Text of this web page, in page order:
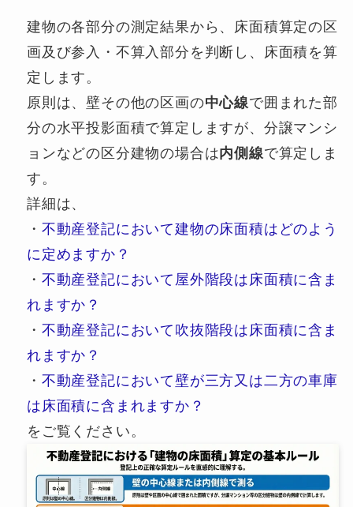
建物の各部分の測定結果から、床面積算定の区
画及び参入・不算入部分を判断し、床面積を算
定します。
原則は、壁その他の区画の中心線で囲まれた部
分の水平投影面積で算定しますが、分譲マンシ
ョンなどの区分建物の場合は内側線で算定しま
す。
詳細は、
・ 不動産登記において建物の床面積はどのよう
に定めますか？
・ 不動産登記において屋外階段は床面積に含ま
れますか？
・ 不動産登記において吹抜階段は床面積に含ま
れますか？
・ 不動産登記において壁が三方又は二方の車庫
は床面積に含まれますか？
をご覧ください。